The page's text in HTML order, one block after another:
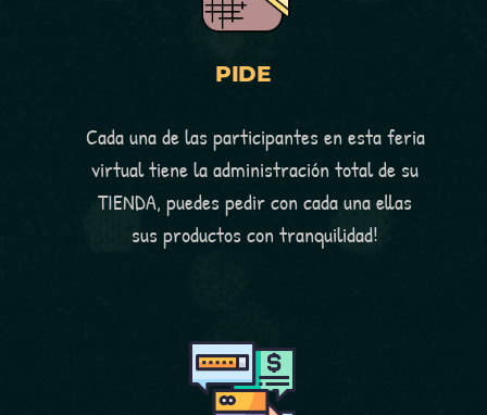
PIDE
Cada una de las participantes en esta feria
virtual tiene la administración total de su
TIENDA, puedes pedir con cada una ellas
sus productos con tranquilidad!